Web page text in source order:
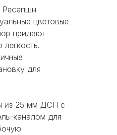
Ресепшн
цветовые
придают
для
из 25 мм ДСП с
каналом для